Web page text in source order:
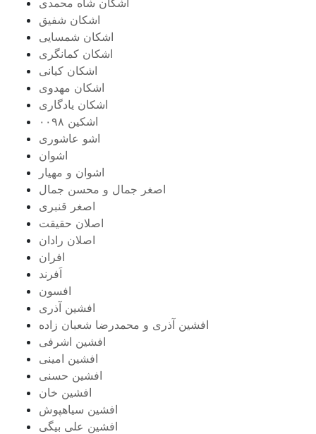
اشکان شفیق
اشکان شمسایی
اشکان‌ کمانگری
اشکان کیانی
اشکان مهدوی
اشکان یادگاری
اشکین ۰۰۹۸
اشو عاشوری
اشوان
اشوان و مهیار
اصغر جمال و محسن جمال
اصغر قنبری
اصلان حقیقت
اصلان رادان
افران
اَفرند
افسون
افشین آذری
افشین آذری و محمدرضا شعبان زاده
افشین اشرفی
افشین امینی
افشین حسنی
افشین خان
افشین سیاهپوش
افشین علی بیگی